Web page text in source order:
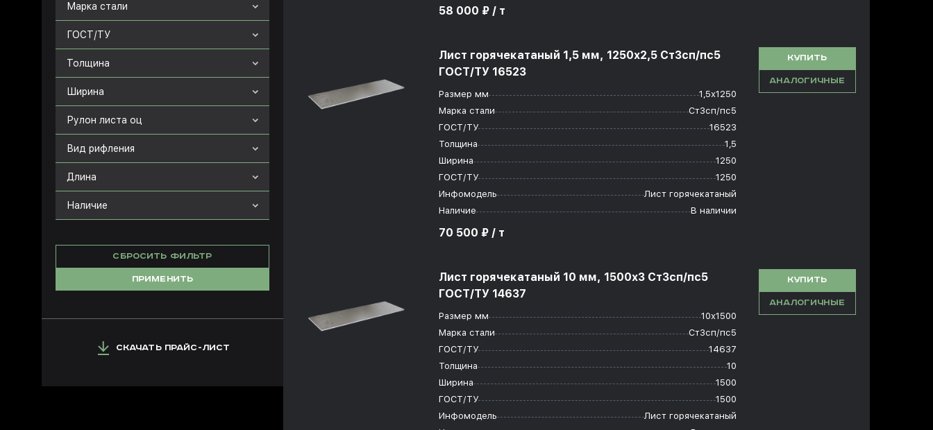
Марка стали
ГОСТ/ТУ
Толщина
Ширина
Рулон листа оц
Вид рифления
Длина
Наличие
СБРОСИТЬ ФИЛЬТР
ПРИМЕНИТЬ
СКАЧАТЬ ПРАЙС-ЛИСТ
58 000 ₽ / т
Лист горячекатаный 1,5 мм, 1250x2,5 Ст3сп/пс5
ГОСТ/ТУ 16523
Размер мм
1,5х1250
Марка стали
Ст3сп/пс5
ГОСТ/ТУ
16523
Толщина
1,5
Ширина
1250
ГОСТ/ТУ
1250
Инфомодель
Лист горячекатаный
Наличие
В наличии
70 500 ₽ / т
КУПИТЬ
АНАЛОГИЧНЫЕ
Лист горячекатаный 10 мм, 1500x3 Ст3сп/пс5
ГОСТ/ТУ 14637
Размер мм
10х1500
Марка стали
Ст3сп/пс5
ГОСТ/ТУ
14637
Толщина
10
Ширина
1500
ГОСТ/ТУ
1500
Инфомодель
Лист горячекатаный
КУПИТЬ
АНАЛОГИЧНЫЕ